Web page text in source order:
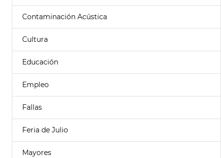
Contaminación Acústica
Cultura
Educación
Empleo
Fallas
Feria de Julio
Mayores